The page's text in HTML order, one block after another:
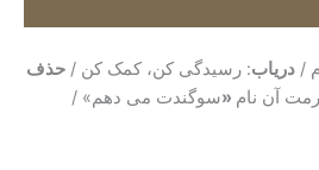
/ دریاب: رسیدگی کن، کمک کن / حذف
آن نام «سوگندت می دهم» /